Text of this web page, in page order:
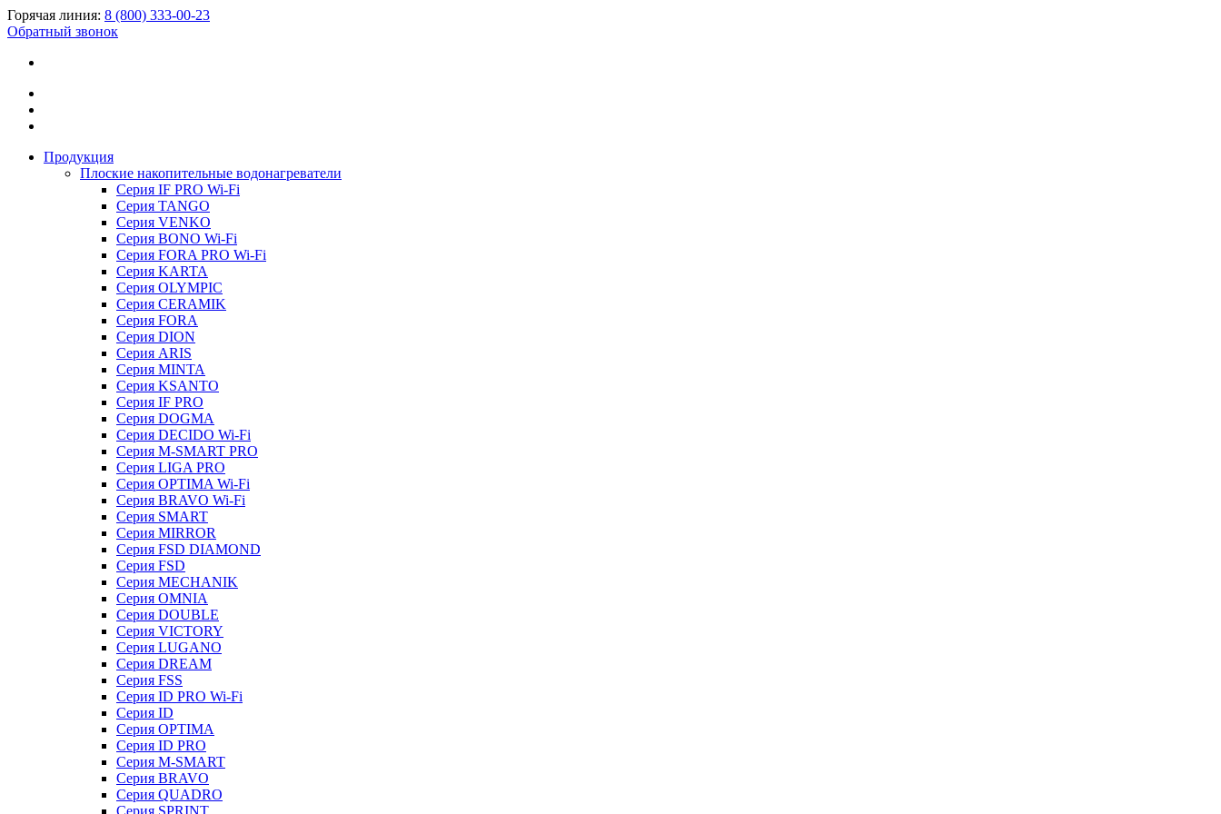
Горячая линия: 8 (800) 333-00-23
Обратный звонок
Продукция
Плоские накопительные водонагреватели
Серия IF PRO Wi-Fi
Серия TANGO
Серия VENKO
Серия BONO Wi-Fi
Серия FORA PRO Wi-Fi
Серия KARTA
Серия OLYMPIC
Серия CERAMIK
Серия FORA
Серия DION
Серия ARIS
Серия MINTA
Серия KSANTO
Серия IF PRO
Серия DOGMA
Серия DECIDO Wi-Fi
Серия M-SMART PRO
Серия LIGA PRO
Серия OPTIMA Wi-Fi
Серия BRAVO Wi-Fi
Серия SMART
Серия MIRROR
Серия FSD DIAMOND
Серия FSD
Серия MECHANIK
Серия OMNIA
Серия DOUBLE
Серия VICTORY
Серия LUGANO
Серия DREAM
Серия FSS
Серия ID PRO Wi-Fi
Серия ID
Серия OPTIMA
Серия ID PRO
Серия M-SMART
Серия BRAVO
Серия QUADRO
Серия SPRINT